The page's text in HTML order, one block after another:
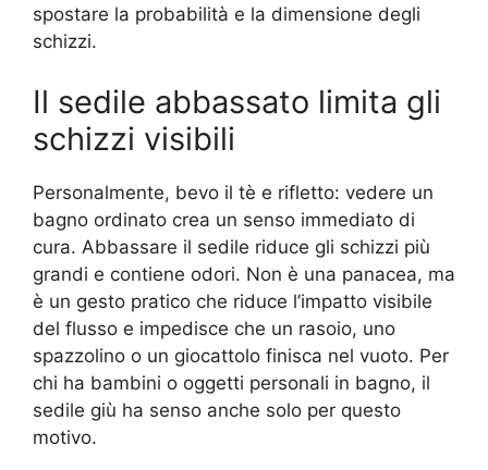
spostare la probabilità e la dimensione degli
schizzi.
Il sedile abbassato limita gli
schizzi visibili
Personalmente, bevo il tè e rifletto: vedere un
bagno ordinato crea un senso immediato di
cura. Abbassare il sedile riduce gli schizzi più
grandi e contiene odori. Non è una panacea, ma
è un gesto pratico che riduce l’impatto visibile
del flusso e impedisce che un rasoio, uno
spazzolino o un giocattolo finisca nel vuoto. Per
chi ha bambini o oggetti personali in bagno, il
sedile giù ha senso anche solo per questo
motivo.